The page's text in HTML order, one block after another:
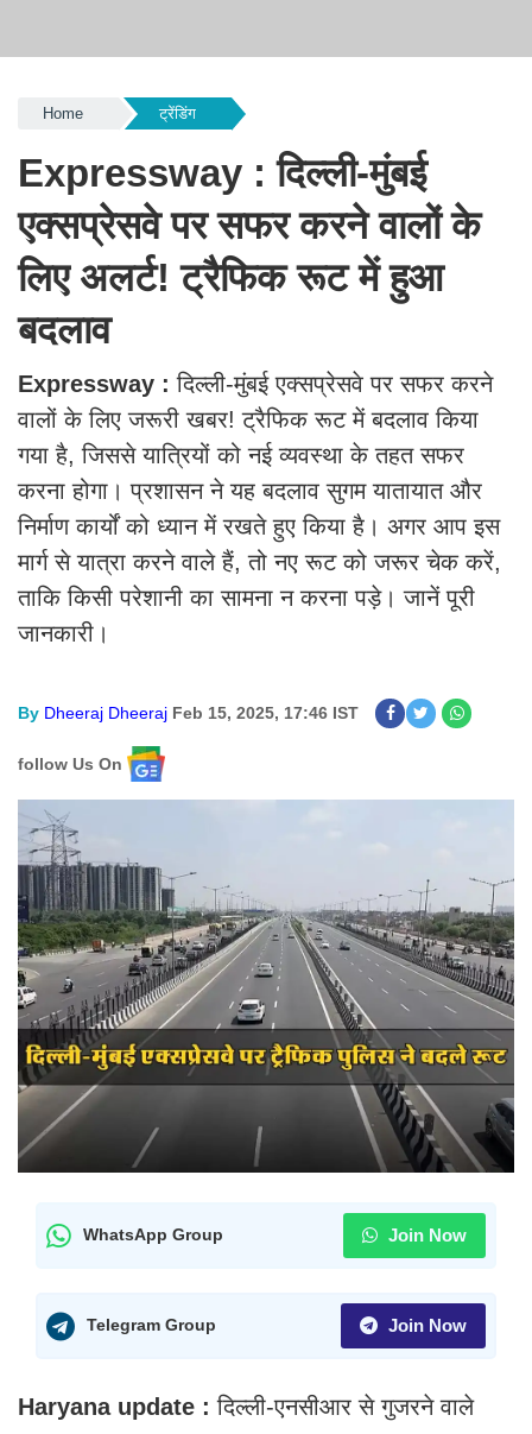
Home ट्रेंडिंग
Expressway : दिल्ली-मुंबई
एक्सप्रेसवे पर सफर करने वालों के
लिए अलर्ट! ट्रैफिक रूट में हुआ
बदलाव
Expressway :दिल्ली-मुंबई एक्सप्रेसवे पर सफर करने
वालों के लिए जरूरी खबर! ट्रैफिक रूट में बदलाव किया
गया है, जिससे यात्रियों को नई व्यवस्था के तहत सफर
करना होगा। प्रशासन ने यह बदलाव सुगम यातायात और
निर्माण कार्यों को ध्यान में रखते हुए किया है। अगर आप इस
मार्ग से यात्रा करने वाले हैं, तो नए रूट को जरूर चेक करें,
ताकि किसी परेशानी का सामना न करना पड़े। जानें पूरी
जानकारी।
By Dheeraj Dheeraj Feb 15, 2025, 17:46 IST
follow Us On
WhatsApp Group Join Now
Telegram Group Join Now
Haryana update :दिल्ली-एनसीआर से गुजरने वाले